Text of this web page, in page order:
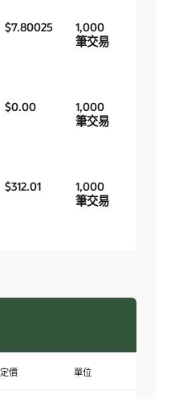
$7.80025
1,000
筆交易
$0.00
1,000
筆交易
$312.01
1,000
筆交易
定價 單位